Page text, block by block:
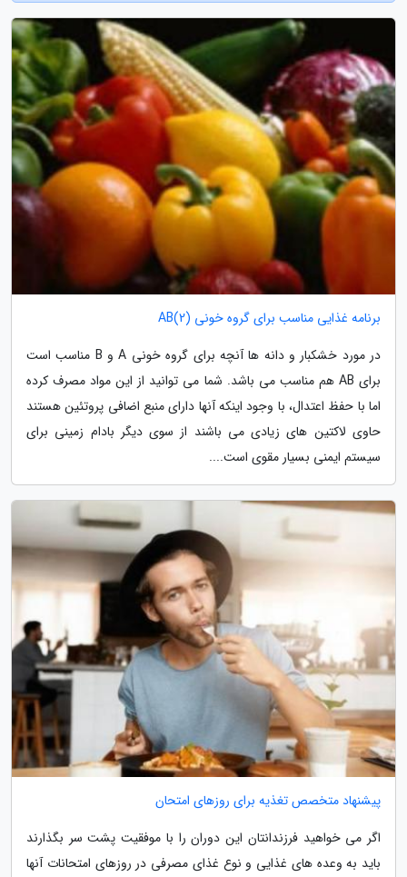
برنامه غذایی مناسب برای گروه خونی AB(2)
در مورد خشکبار و دانه ها آنچه برای گروه خونی A و B مناسب است
برای AB هم مناسب می باشد. شما می توانید از این مواد مصرف کرده
اما با حفظ اعتدال، با وجود اینکه آنها دارای منبع اضافی پروتئین هستند
حاوی لاکتین های زیادی می باشند از سوی دیگر بادام زمینی برای
سیستم ایمنی بسیار مقوی است....
پیشنهاد متخصص تغذیه برای روزهای امتحان
اگر می خواهید فرزندانتان این دوران را با موفقیت پشت سر بگذارند
باید به وعده های غذایی و نوع غذای مصرفی در روزهای امتحانات آنها